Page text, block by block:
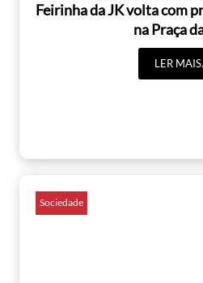
Feirinha da JK volta com
na Praça
LER
Sociedade